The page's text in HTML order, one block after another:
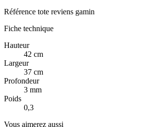
Référence tote reviens gamin
Fiche technique
Hauteur
42 cm
Largeur
37 cm
Profondeur
3 mm
Poids
0,3
Vous aimerez aussi